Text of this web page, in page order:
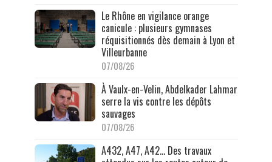
Le Rhône en vigilance orange
canicule : plusieurs gymnases
réquisitionnés dès demain à Lyon et
Villeurbanne
07/08/26
À Vaulx-en-Velin, Abdelkader Lahmar
serre la vis contre les dépôts
sauvages
07/08/26
A432, A47, A42… Des travaux